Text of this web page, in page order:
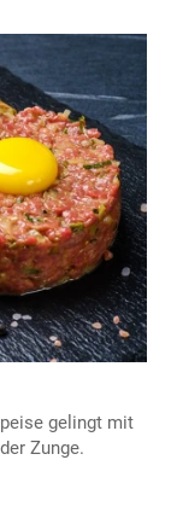
gelingt mit
Zunge.